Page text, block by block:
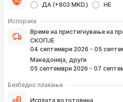
ДА (+803 MKD.)
НЕ
Испорака
Време на пристигнување на
СКОПЈЕ
04 септември 2026 - 05
Македонија, други
05 септември 2026 - 07
Време на пристигнување на
моментот кога е направена
нарачка и известувањето за
добивате преку е-пошта или
Ако нарачката е поставена
пристигнува во временскиот
Постојано ќе Ве известуваме
локацијата на вашата
до вашата адреса.
Безбедно плаќање
Исплата во готовина